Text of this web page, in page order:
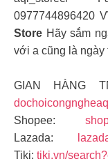
0977744896420
Store Hãy sắm
với a cũng là ngày
GIAN HÀNG
Shopee:
Lazada:
Tiki: tiki.vn/